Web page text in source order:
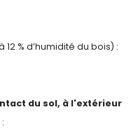
% d’humidité du bois) :
du sol, à l'extérieur